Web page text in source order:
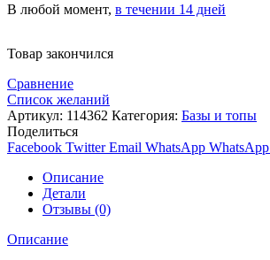
В любой момент, в течении 14 дней
Товар закончился
Сравнение
Список желаний
Артикул: 114362 Категория: Базы и топы
Поделиться
Facebook Twitter Email WhatsApp WhatsApp
Описание
Детали
Отзывы (0)
Описание